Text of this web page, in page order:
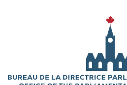
Aller au contenu principal